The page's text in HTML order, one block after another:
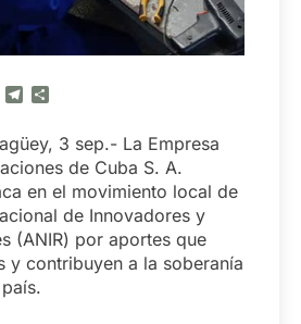
WhatsApp
Telegram
3 sep.- La Empresa
de Cuba S. A.
en el movimiento local de
de Innovadores y
(ANIR) por aportes que
y contribuyen a la soberanía